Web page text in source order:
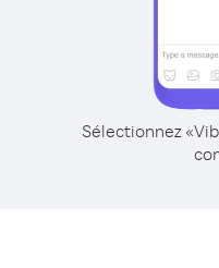
Sélectionnez